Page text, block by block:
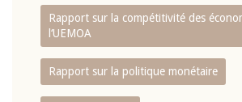
Rapport sur la compétitivité des
l‘UEMOA
Rapport sur la politique monétaire